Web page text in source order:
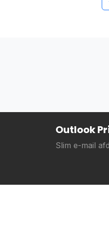
Outlook
Slim e-mail